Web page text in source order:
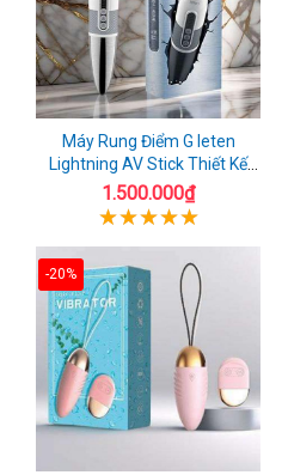
Máy Rung Điểm G leten
Lightning AV Stick Thiết Kế
Thông Minh
1.500.000₫
-20%